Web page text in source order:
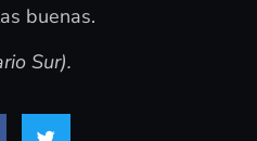
buenas.
Sur).